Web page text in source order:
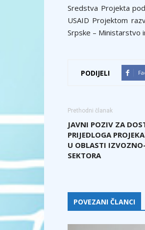
Sredstva Projekta
USAID Projektom
Srpske – Ministarstvo
PODIJELI
Prethodni članak
JAVNI POZIV ZA
PRIJEDLOGA
U OBLASTI
SEKTORA
POVEZANI ČLANCI